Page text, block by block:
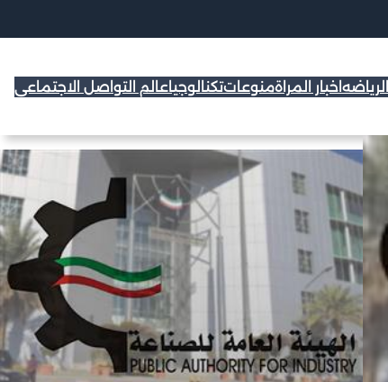
الرياضه اخبار المراةمنوعاتتكنالوجياعالم التواصل الاجتماعي